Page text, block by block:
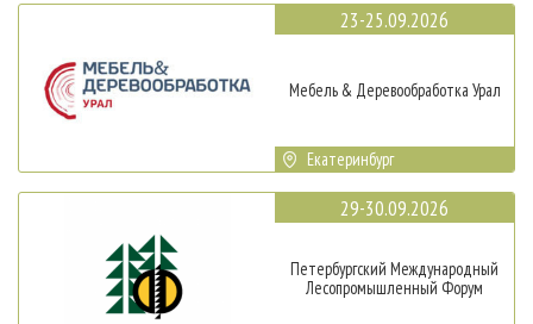
23-25.09.2026
Мебель & Деревообработка Урал
Екатеринбург
29-30.09.2026
Петербургский Международный
Лесопромышленный Форум